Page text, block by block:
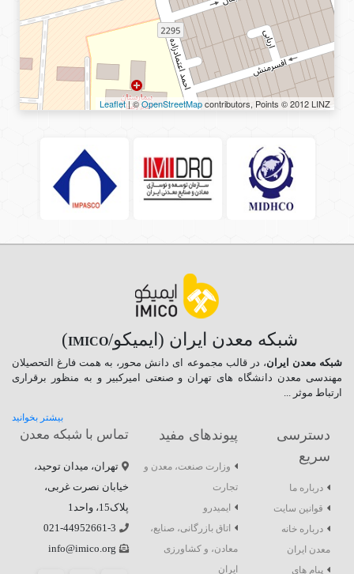
Leaflet| ©OpenStreetMapcontributors, Points © 2012 LINZ
شبکه معدن ایران (ایمیکو/IMICO
)
شبکه معدن ایران، در قالب مجموعه ای دانش محور، به همت فارغ­ التحصیلان
مهندسی معدن دانشگاه ­های تهران و صنعتی امیرکبیر و به منظور برقراری
ارتباط موثر ...
بیشتر بخوانید
دسترسی
سریع
درباره ما
قوانین سایت
درباره خانه
معدن ایران
پیام های
پیوندهای مفید
وزارت صنعت، معدن و
تجارت
ایمیدرو
اتاق بازرگانی، صنایع،
معادن، و کشاورزی
ایران
تماس با شبکه معدن
تهران، میدان توحید،
خیابان نصرت غربی،
پلاک15، واحد1
021-44952661-3
info@imico.org